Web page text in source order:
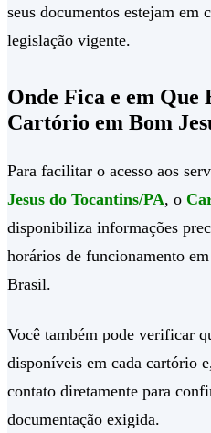
seus documentos estejam em
legislação vigente.
Onde Fica e em
Cartório em Bom
Para facilitar o acesso aos
Jesus do Tocantins/PA, o
disponibiliza informações
horários de funcionamento
Brasil.
Você também pode verificar
disponíveis em cada cartório
contato diretamente para
documentação exigida.